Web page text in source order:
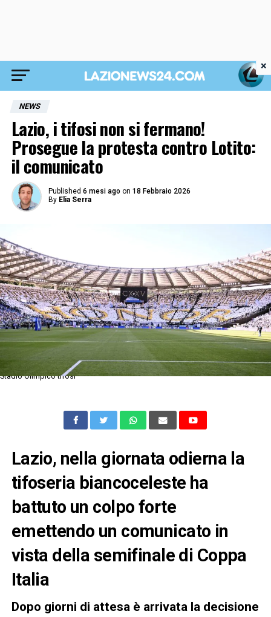
NEWS
Lazio, i tifosi non si fermano!
Prosegue la protesta contro Lotito:
il comunicato
Published 6 mesi ago on 18 Febbraio 2026
By Elia Serra
Stadio Olimpico tifosi
Lazio, nella giornata odierna la
tifoseria biancoceleste ha
battuto un colpo forte
emettendo un comunicato in
vista della semifinale di Coppa
Italia
Dopo giorni di attesa è arrivata la decisione
×